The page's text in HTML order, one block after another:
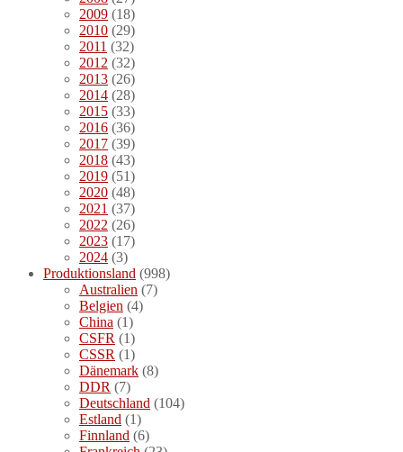
2009 (18)
2010 (29)
2011 (32)
2012 (32)
2013 (26)
2014 (28)
2015 (33)
2016 (36)
2017 (39)
2018 (43)
2019 (51)
2020 (48)
2021 (37)
2022 (26)
2023 (17)
2024 (3)
Produktionsland (998)
Australien (7)
Belgien (4)
China (1)
CSFR (1)
CSSR (1)
Dänemark (8)
DDR (7)
Deutschland (104)
Estland (1)
Finnland (6)